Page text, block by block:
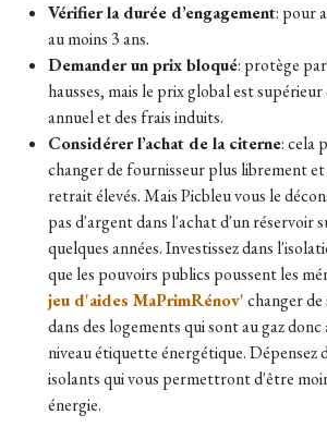
Vérifier la durée d’engagement: pour
au moins 3 ans.
Demander un prix bloqué: protège
hausses, mais le prix global est
annuel et des frais induits.
Considérer l’achat de la citerne: cela
changer de fournisseur plus librement et
retrait élevés. Mais Picbleu vous le
pas d'argent dans l'achat d'un réservoir
quelques années. Investissez dans
que les pouvoirs publics poussent les
jeu d'aides MaPrimRénov'changer de
dans des logements qui sont au gaz donc
niveau étiquette énergétique. Dépensez
isolants qui vous permettront d'être
énergie.